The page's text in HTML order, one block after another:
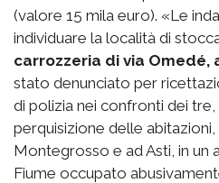
(valore 15 mila euro). «Le
individuare la località di
carrozzeria di via Omedé,
stato denunciato per
di polizia nei confronti dei
perquisizione delle
Montegrosso e ad Asti, in un
Fiume occupato